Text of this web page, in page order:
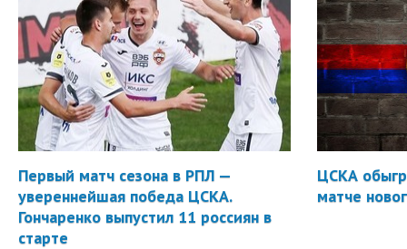
Первый матч сезона в РПЛ —
увереннейшая победа ЦСКА.
Гончаренко выпустил 11 россиян в
старте
ЦСКА
матче